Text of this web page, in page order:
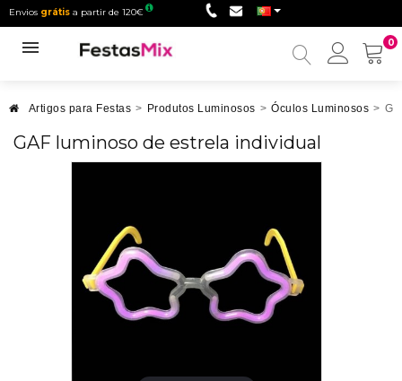
Envios grátis a partir de 120€
0
Minha
Artigos para Festas > Produtos Luminosos > Óculos Luminosos >
GAF luminoso de estrela individual